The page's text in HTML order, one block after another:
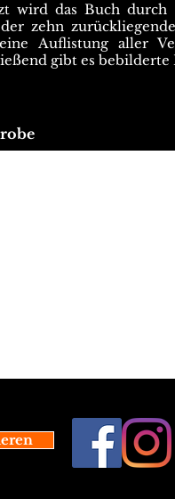
wird das Buch durch
der zehn
Auflistung aller
gibt es